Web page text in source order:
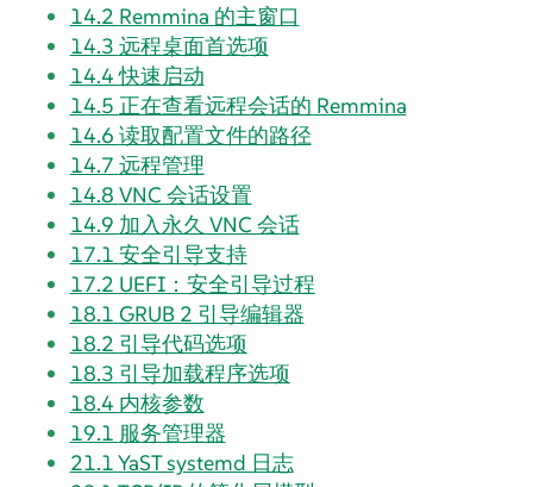
14.2 Remmina 的主窗口
14.3 远程桌面首选项
14.4快速启动
14.5 正在查看远程会话的 Remmina
14.6 读取配置文件的路径
14.7 远程管理
14.8 VNC 会话设置
14.9 加入永久 VNC 会话
17.1 安全引导支持
17.2 UEFI：安全引导过程
18.1 GRUB 2 引导编辑器
18.2 引导代码选项
18.3 引导加载程序选项
18.4 内核参数
19.1 服务管理器
21.1YaST systemd 日志